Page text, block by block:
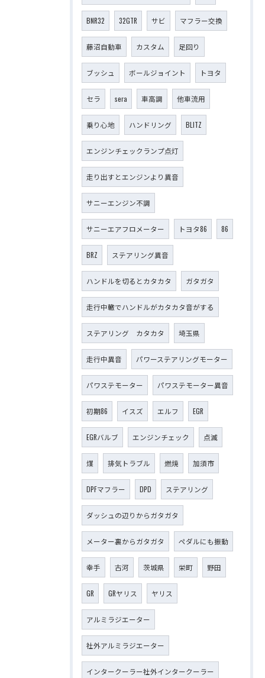
BNR32 32GTR サビ マフラー交換
藤沼自動車 カスタム 足回り
ブッシュ ボールジョイント トヨタ
セラ sera 車高調 他車流用
乗り心地 ハンドリング BLITZ
エンジンチェックランプ点灯
走り出すとエンジンより異音
サニーエンジン不調
サニーエアフロメーター トヨタ86 86
BRZ ステアリング異音
ハンドルを切るとカタカタ ガタガタ
走行中轍でハンドルがカタカタ音がする
ステアリング カタカタ 埼玉県
走行中異音 パワーステアリングモーター
パワステモーター パワステモーター異音
初期86 イスズ エルフ EGR
EGRバルブ エンジンチェック 点滅
煤 排気トラブル 燃焼 加須市
DPFマフラー DPD ステアリング
ダッシュの辺りからガタガタ
メーター裏からガタガタ ペダルにも振動
幸手 古河 茨城県 栄町 野田
GR GRヤリス ヤリス
アルミラジエーター
社外アルミラジエーター
インタークーラー社外インタークーラー